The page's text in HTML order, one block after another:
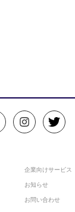
企業向けサービス
お知らせ
お問い合わせ